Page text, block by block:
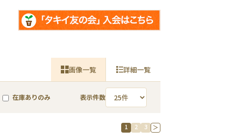
画像一覧 詳細一覧
在庫ありのみ 表示件数
1 2 3 ＞